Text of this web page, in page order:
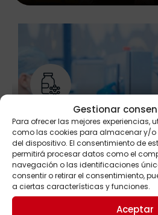
Gestionar
Para ofrecer las mejores experiencias,
como las cookies para almacenar y/
del dispositivo. El consentimiento de
permitirá procesar datos como el
navegación o las identificaciones
consentir o retirar el consentimiento,
a ciertas características y funciones.
Aceptar
Monitorización
Soluciones para preparar
trazabilidad, mejorar la
optimizar conservación y